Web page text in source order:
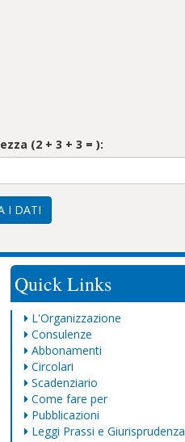
(2 + 3 + 3 = ):
I DATI
Quick Links
L'Organizzazione
Consulenze
Abbonamenti
Circolari
Scadenziario
Come fare per
Pubblicazioni
Leggi Prassi e Giurisprudenza